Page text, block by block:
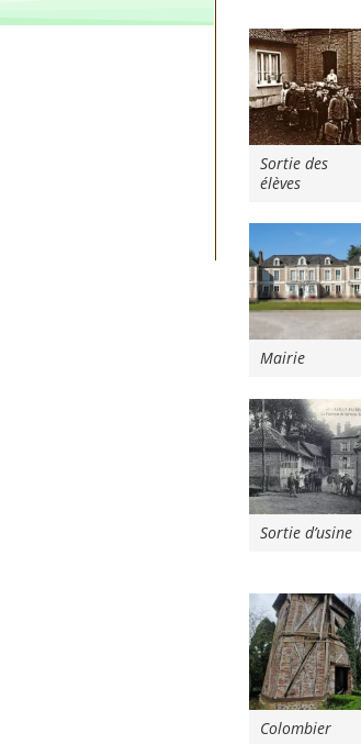
Sortie des
élèves
Mairie
Sortie d’usine
Colombier